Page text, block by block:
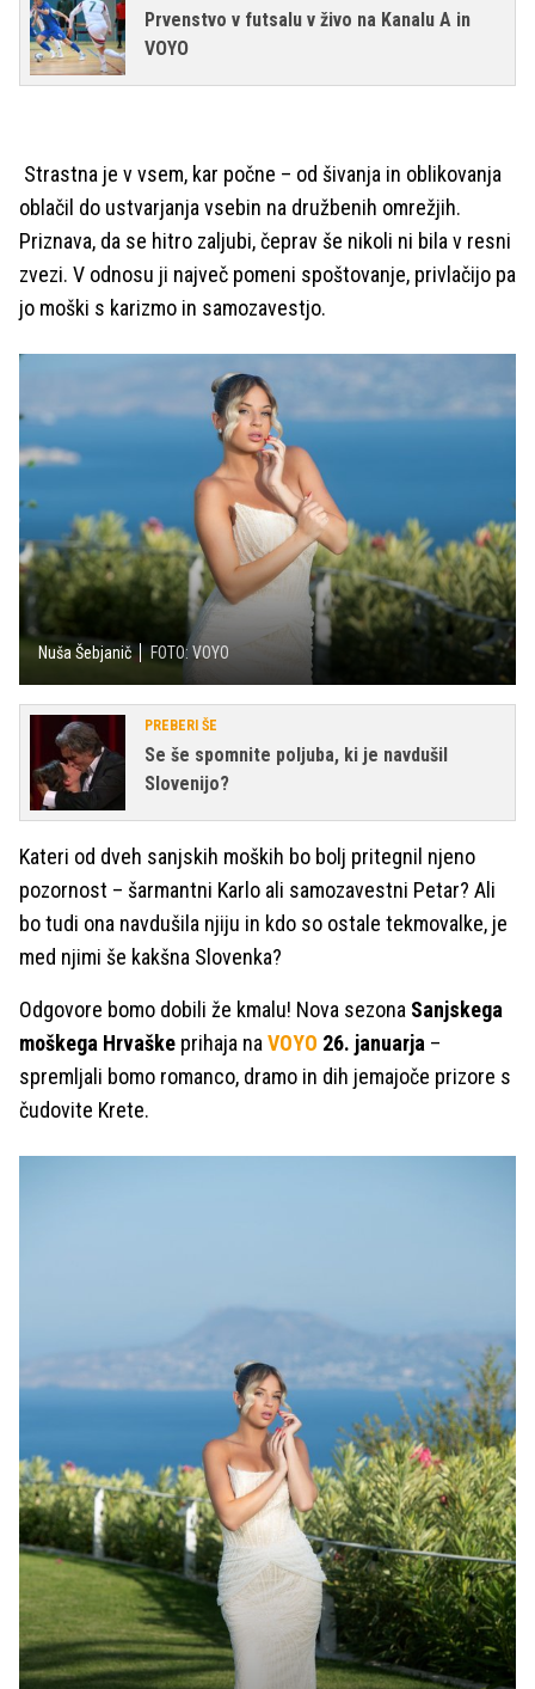
Prvenstvo v futsalu v živo na Kanalu A in
VOYO
Strastna je v vsem, kar počne – od šivanja in oblikovanja
oblačil do ustvarjanja vsebin na družbenih omrežjih.
Priznava, da se hitro zaljubi, čeprav še nikoli ni bila v resni
zvezi. V odnosu ji največ pomeni spoštovanje, privlačijo pa
jo moški s karizmo in samozavestjo.
Nuša Šebjanič FOTO: VOYO
PREBERI ŠE
Se še spomnite poljuba, ki je navdušil
Slovenijo?
Kateri od dveh sanjskih moških bo bolj pritegnil njeno
pozornost – šarmantni Karlo ali samozavestni Petar? Ali
bo tudi ona navdušila njiju in kdo so ostale tekmovalke, je
med njimi še kakšna Slovenka?
Odgovore bomo dobili že kmalu! Nova sezona Sanjskega
moškega Hrvaške prihaja na VOYO 26. januarja –
spremljali bomo romanco, dramo in dih jemajoče prizore s
čudovite Krete.